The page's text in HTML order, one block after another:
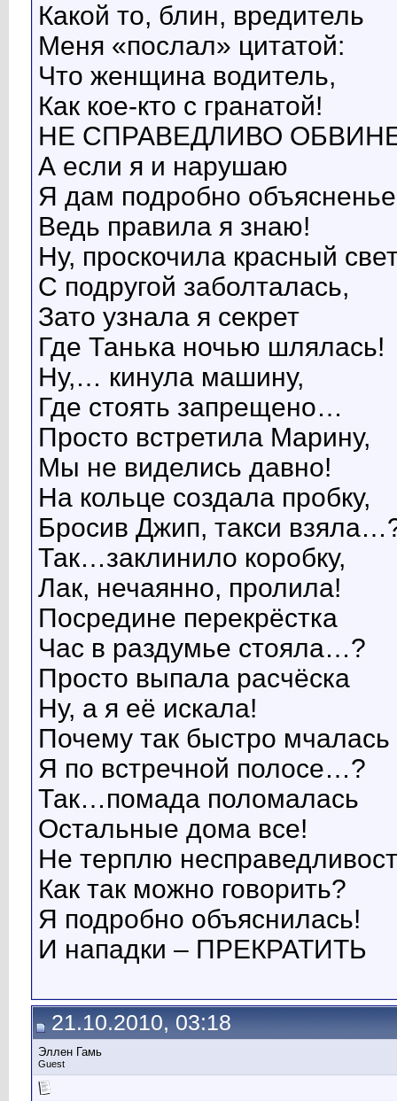
Какой то, блин, вредитель
Меня «послал» цитатой:
Что женщина водитель,
Как кое-кто с гранатой!
НЕ СПРАВЕДЛИВО
А если я и нарушаю
Я дам подробно объясненье
Ведь правила я знаю!
Ну, проскочила красный
С подругой заболталась,
Зато узнала я секрет
Где Танька ночью шлялась!
Ну,… кинула машину,
Где стоять запрещено…
Просто встретила Марину,
Мы не виделись давно!
На кольце создала пробку,
Бросив Джип, такси
Так…заклинило коробку,
Лак, нечаянно, пролила!
Посредине перекрёстка
Час в раздумье стояла…?
Просто выпала расчёска
Ну, а я её искала!
Почему так быстро мчалась
Я по встречной полосе…?
Так…помада поломалась
Остальные дома все!
Не терплю
Как так можно говорить?
Я подробно объяснилась!
И нападки – ПРЕКРАТИТЬ
21.10.2010, 03:18
Эллен Гамь
Guest